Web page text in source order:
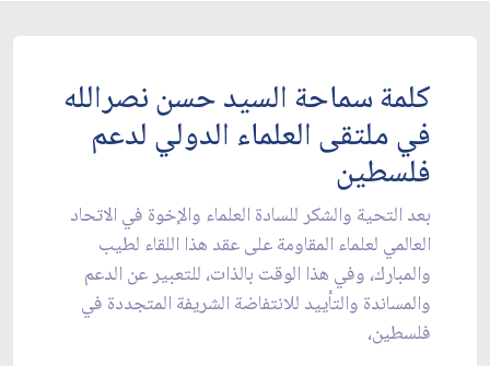
كلمة سماحة السيد حسن نصرالله
في ملتقى العلماء الدولي لدعم
فلسطين
بعد التحية والشكر للسادة العلماء والإخوة في الاتحاد
العالمي لعلماء المقاومة على عقد هذا اللقاء لطيب
والمبارك، وفي هذا الوقت بالذات، للتعبير عن الدعم
والمساندة والتأييد للانتفاضة الشريفة المتجددة في
فلسطين،